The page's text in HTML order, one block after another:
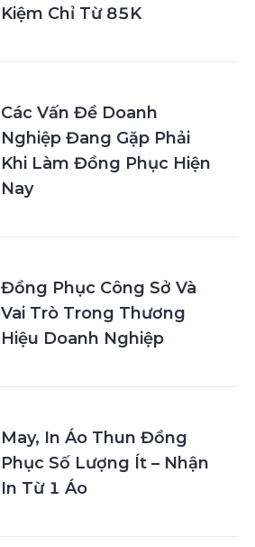
Kiệm Chỉ Từ 85K
Các Vấn Đề Doanh
Nghiệp Đang Gặp Phải
Khi Làm Đồng Phục Hiện
Nay
Đồng Phục Công Sở Và
Vai Trò Trong Thương
Hiệu Doanh Nghiệp
May, In Áo Thun Đồng
Phục Số Lượng Ít – Nhận
In Từ 1 Áo